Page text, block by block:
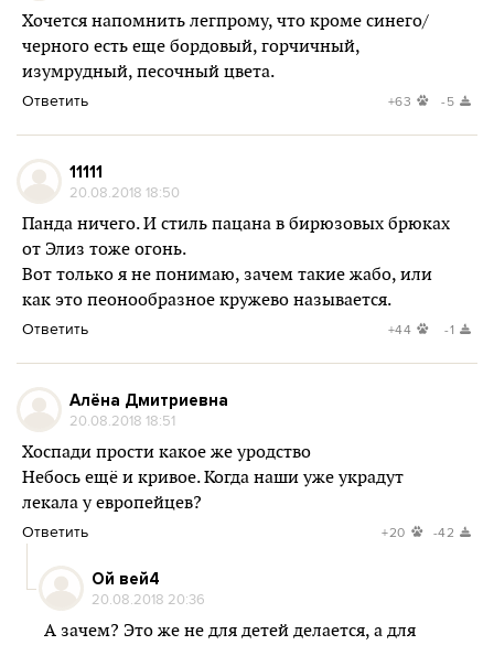
Хочется напомнить легпрому, что кроме синего/
черного есть еще бордовый, горчичный,
изумрудный, песочный цвета.
Ответить +63 -5
11111
20.08.2018 18:50
Панда ничего. И стиль пацана в бирюзовых брюках
от Элиз тоже огонь.
Вот только я не понимаю, зачем такие жабо, или
как это пеонообразное кружево называется.
Ответить +44 -1
Алёна Дмитриевна
20.08.2018 18:51
Хоспади прости какое же уродство
Небось ещё и кривое. Когда наши уже украдут
лекала у европейцев?
Ответить +20 -42
Ой вей4
20.08.2018 20:36
А зачем? Это же не для детей делается, а для